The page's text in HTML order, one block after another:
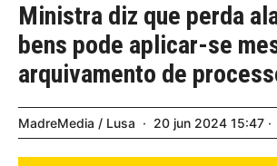
Ministra diz que perda
bens pode aplicar-se
arquivamento de
MadreMedia / Lusa 20 jun 2024 15:47